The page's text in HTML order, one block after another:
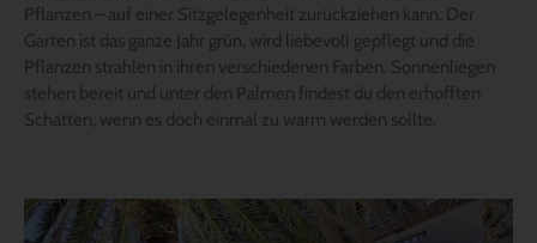
Pflanzen – auf einer Sitzgelegenheit zurückziehen kann. Der
Garten ist das ganze Jahr grün, wird liebevoll gepflegt und die
Pflanzen strahlen in ihren verschiedenen Farben. Sonnenliegen
stehen bereit und unter den Palmen findest du den erhofften
Schatten, wenn es doch einmal zu warm werden sollte.